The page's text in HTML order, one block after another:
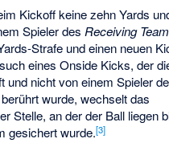
Kickoff keine zehn Yards
Spieler desReceiving
Strafe und einen neuen
eines Onside Kicks, der
und nicht von einem Spieler
berührt wurde, wechselt das
Stelle, an der der Ball liegen
gesichert wurde.[3]